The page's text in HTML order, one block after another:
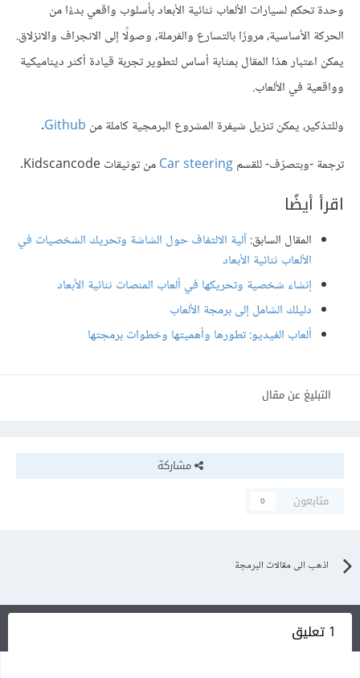
وحدة تحكم لسيارات الألعاب ثنائية الأبعاد بأسلوب واقعي بدءًا من
الحركة الأساسية، مرورًا بالتسارع والفرملة، وصولًا إلى الانجراف والانزلاق.
يمكن اعتبار هذا المقال بمثابة أساس لتطوير تجربة قيادة أكثر ديناميكية
وواقعية في الألعاب.
وللتذكير، يمكن تنزيل شيفرة المشروع البرمجية كاملة من Github
.
ترجمة -وبتصرّف- للقسمCar steeringمن توثيقات Kidscancode.
اقرأ أيضًا
المقال السابق:آلية الالتفاف حول الشاشة وتحريك الشخصيات في
الألعاب ثنائية الأبعاد
إنشاء شخصية وتحريكها في ألعاب المنصات ثنائية الأبعاد
دليلك الشامل إلى برمجة الألعاب
ألعاب الفيديو: تطورها وأهميتها وخطوات برمجتها
التبليغ عن مقال
مشاركة
متابعون
0
اذهب الى مقالات البرمجة
1 تعليق